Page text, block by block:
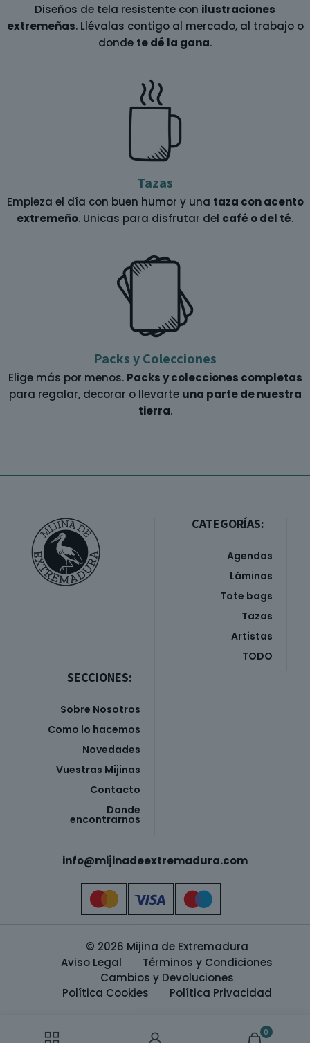
Diseños de tela resistente con ilustraciones
extremeñas. Llévalas contigo al mercado, al trabajo o
donde te dé la gana.
Tazas
Empieza el día con buen humor y una taza con acento
extremeño. Unicas para disfrutar del café o del té.
Packs y Colecciones
Elige más por menos. Packs y colecciones completas
para regalar, decorar o llevarte una parte de nuestra
tierra.
CATEGORÍAS:
Agendas
Láminas
Tote bags
Tazas
Artistas
TODO
SECCIONES:
Sobre Nosotros
Como lo hacemos
Novedades
Vuestras Mijinas
Contacto
Donde
encontrarnos
info@mijinadeextremadura.com
© 2026 Mijina de Extremadura
Aviso Legal
Términos y Condiciones
Cambios y Devoluciones
Política Cookies
Política Privacidad
0